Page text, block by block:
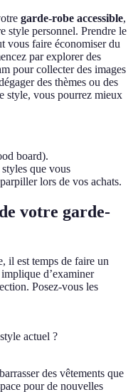
garde-robe accessible,
style personnel. Prendre le
vous faire économiser du
par explorer des
pour collecter des images
des thèmes ou des
style, vous pourrez mieux
board).
que vous
lors de vos achats.
votre garde-
il est temps de faire un
d’examiner
Posez-vous les
actuel ?
des vêtements que
pour de nouvelles